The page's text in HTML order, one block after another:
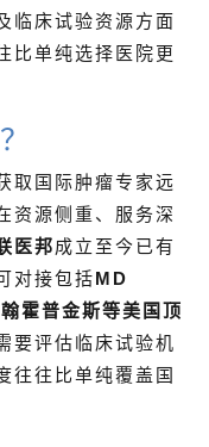
临床试验资源方面
比单纯选择医院更
取国际肿瘤专家远
资源侧重、服务深
医邦成立至今已有
对接包括MD
霍普金斯等美国顶
要评估临床试验机
往往比单纯覆盖国